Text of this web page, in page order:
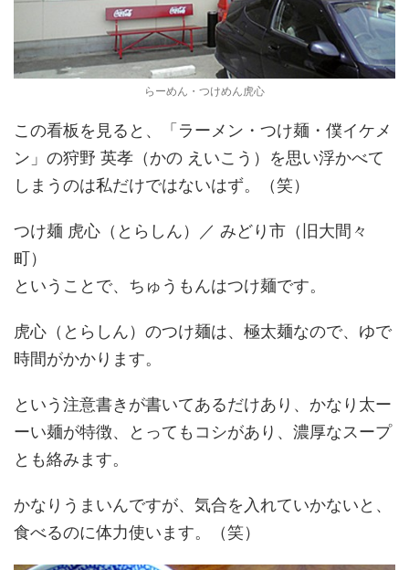
らーめん・つけめん虎心
この看板を見ると、「ラーメン・つけ麺・僕イケメ
ン」の狩野 英孝（かの えいこう）を思い浮かべて
しまうのは私だけではないはず。（笑）
つけ麺 虎心（とらしん）／ みどり市（旧大間々
町）
ということで、ちゅうもんはつけ麺です。
虎心（とらしん）のつけ麺は、極太麺なので、ゆで
時間がかかります。
という注意書きが書いてあるだけあり、かなり太ー
ーい麺が特徴、とってもコシがあり、濃厚なスープ
とも絡みます。
かなりうまいんですが、気合を入れていかないと、
食べるのに体力使います。（笑）